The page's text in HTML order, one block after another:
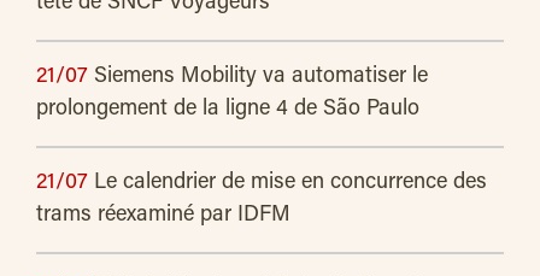
21/07 Siemens Mobility va automatiser le
prolongement de la ligne 4 de São Paulo
21/07 Le calendrier de mise en concurrence des
trams réexaminé par IDFM